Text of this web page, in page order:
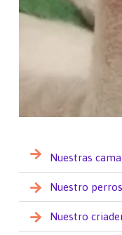
Nuestras
Nuestro
Nuestro